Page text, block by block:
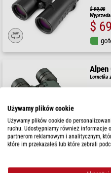
$ 99,00
$
Alpen
Lornetka
$
Używamy plików cookie
Używamy plików cookie do
ruchu. Udostępniamy również informacje
partnerom reklamowym i analitycznym,
które im przekazałeś lub które zebrali